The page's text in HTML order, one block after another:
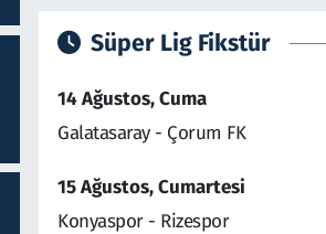
Süper Lig Fikstür
14 Ağustos, Cuma
Galatasaray - Çorum FK
15 Ağustos, Cumartesi
Konyaspor - Rizespor